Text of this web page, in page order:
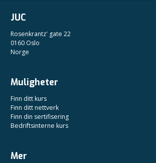
JUC
Rosenkrantz' gate 22
0160 Oslo
Norge
Muligheter
Finn ditt kurs
Finn ditt nettverk
Finn din sertifisering
Bedriftsinterne kurs
Mer